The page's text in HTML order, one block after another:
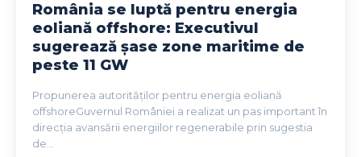
România se luptă pentru energia
eoliană offshore: Executivul
sugerează șase zone maritime de
peste 11 GW
Propunerea autorităților pentru energia eoliană
offshoreGuvernul României a realizat un pas important în
direcția avansării energiilor regenerabile prin sugestia
de...